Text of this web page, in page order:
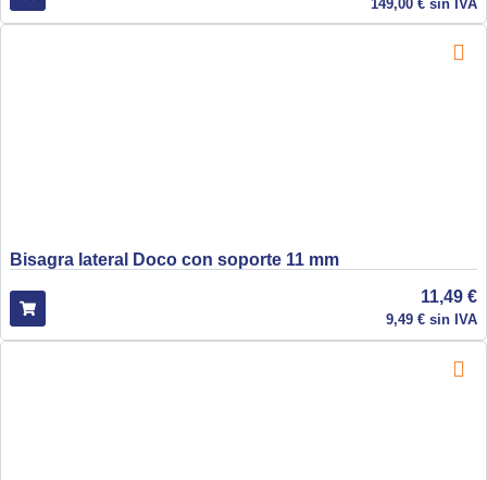
149,00 € sin IVA
Bisagra lateral Doco con soporte 11 mm
11,49 €
9,49 € sin IVA